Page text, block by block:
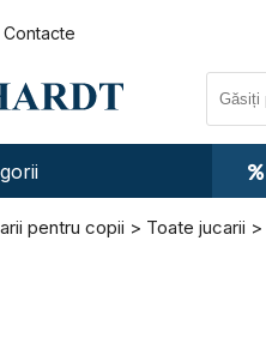
Contacte
pentru copii Toate jucarii